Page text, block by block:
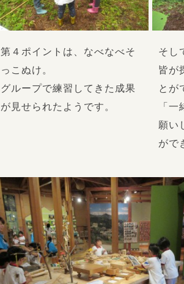
第４ポイントは、なべなべそ
っこぬけ。
グループで練習してきた成果
が見せられたようです。
そし
皆が
とが
「
願い
がで